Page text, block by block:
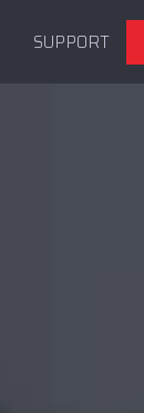
SUPPORT